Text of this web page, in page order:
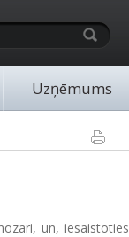
Uzņēmums
un, iesaistoties